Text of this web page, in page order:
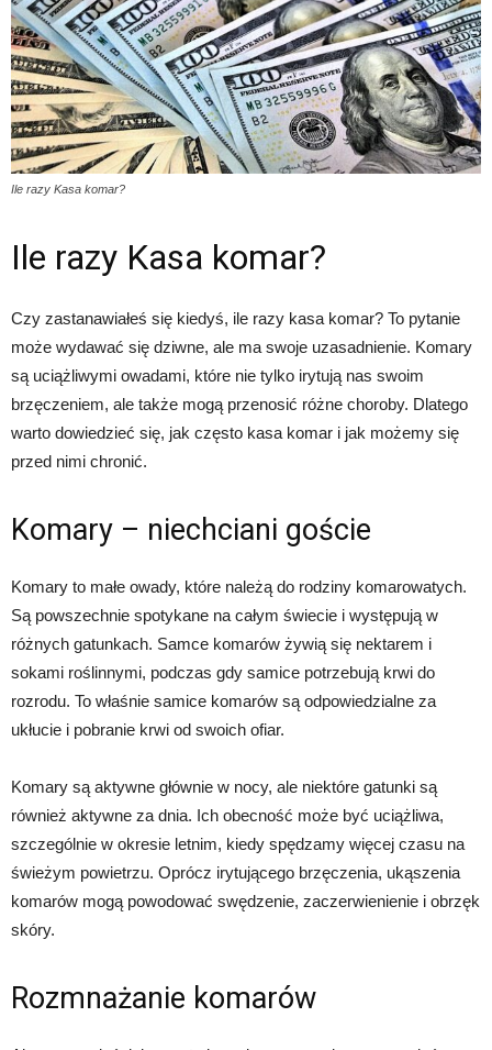
Ile razy Kasa komar?
Ile razy Kasa komar?
Czy zastanawiałeś się kiedyś, ile razy kasa komar? To pytanie
może wydawać się dziwne, ale ma swoje uzasadnienie. Komary
są uciążliwymi owadami, które nie tylko irytują nas swoim
brzęczeniem, ale także mogą przenosić różne choroby. Dlatego
warto dowiedzieć się, jak często kasa komar i jak możemy się
przed nimi chronić.
Komary – niechciani goście
Komary to małe owady, które należą do rodziny komarowatych.
Są powszechnie spotykane na całym świecie i występują w
różnych gatunkach. Samce komarów żywią się nektarem i
sokami roślinnymi, podczas gdy samice potrzebują krwi do
rozrodu. To właśnie samice komarów są odpowiedzialne za
ukłucie i pobranie krwi od swoich ofiar.
Komary są aktywne głównie w nocy, ale niektóre gatunki są
również aktywne za dnia. Ich obecność może być uciążliwa,
szczególnie w okresie letnim, kiedy spędzamy więcej czasu na
świeżym powietrzu. Oprócz irytującego brzęczenia, ukąszenia
komarów mogą powodować swędzenie, zaczerwienienie i obrzęk
skóry.
Rozmnażanie komarów